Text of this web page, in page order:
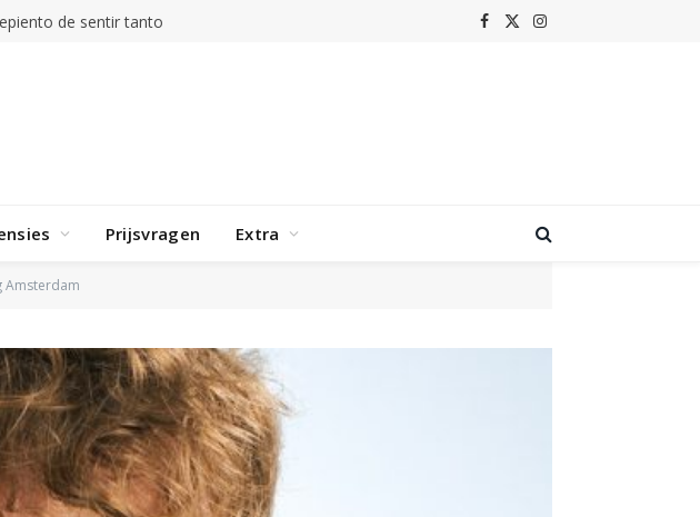
de sentir tanto Facebook
X
Instagram
Prijsvragen Extra
Amsterdam